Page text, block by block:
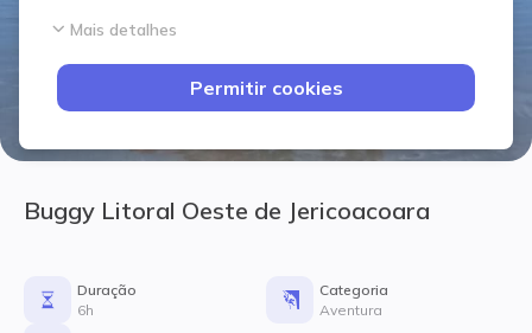
Mais detalhes
Permitir cookies
Buggy Litoral Oeste de Jericoacoara
Duração
6h
Categoria
Aventura